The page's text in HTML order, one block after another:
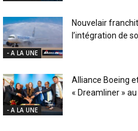
- A LA UNE
Nouvelair
l’intégration de
- A LA UNE
Alliance Boeing
« Dreamliner » au